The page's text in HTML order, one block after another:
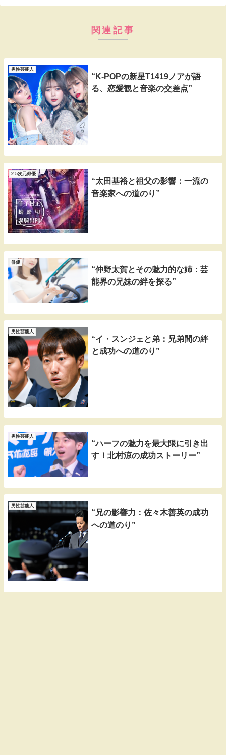
関連記事
男性芸能人
“K-POPの新星T1419ノアが語
る、恋愛観と音楽の交差点”
2.5次元俳優
“太田基裕と祖父の影響：一流の
音楽家への道のり”
俳優
“仲野太賀とその魅力的な姉：芸
能界の兄妹の絆を探る”
男性芸能人
“イ・スンジェと弟：兄弟間の絆
と成功への道のり”
男性芸能人
“ハーフの魅力を最大限に引き出
す！北村涼の成功ストーリー”
男性芸能人
“兄の影響力：佐々木善英の成功
への道のり”